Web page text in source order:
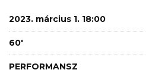
2023. március 1. 18:00
60'
PERFORMANSZ